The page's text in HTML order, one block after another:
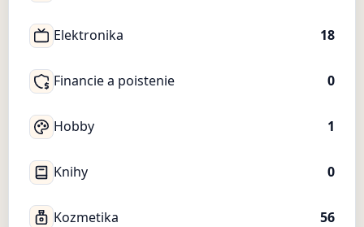
Elektronika 18
Financie a poistenie 0
Hobby 1
Knihy 0
Kozmetika 56